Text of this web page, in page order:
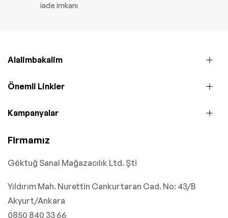
iade imkanı
Alalimbakalim
Önemli Linkler
Kampanyalar
Firmamız
Göktuğ Sanal Mağazacılık Ltd. Şti
Yıldırım Mah. Nurettin Cankurtaran Cad. No: 43/B
Akyurt/Ankara
0850 840 33 66